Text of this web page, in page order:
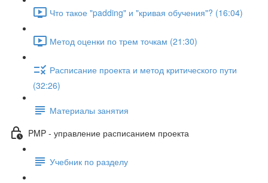
Что такое "padding" и "кривая обучения"? (16:04)
Метод оценки по трем точкам (21:30)
Расписание проекта и метод критического пути
(32:26)
Материалы занятия
PMP - управление расписанием проекта
Учебник по разделу